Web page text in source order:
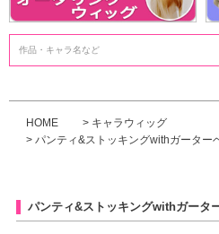
SALE中
HOME
キャラウィッグ
パンティ&ストッキングwithガータ
パンティ&ストッキングwithガー